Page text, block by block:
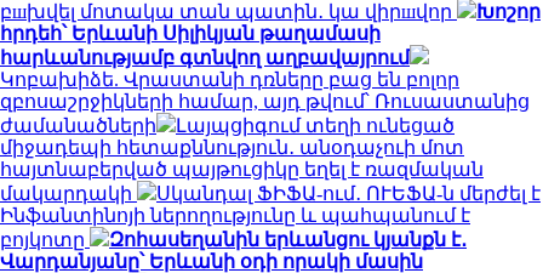
բшխվել մոտակա տան պատին․ կա վիրшվոր
Խոշոր
հրդեհ՝ Երևանի Սիլիկյան թաղամասի
հարևանությամբ գտնվող աղբավայրում
Կոբախիձե. Վրաստանի դռները բաց են բոլոր
զբոսաշրջիկների համար, այդ թվում՝ Ռուսաստանից
ժամանածների
Լայպցիգում տեղի ունեցած
միջադեպի հետաքննություն․ անօդաչուի մոտ
հայտնաբերված պայթուցիկը եղել է ռազմական
մակարդակի
Սկանդալ ՖԻՖԱ-ում․ ՈՒԵՖԱ-ն մերժել է
Ինֆանտինոյի ներողությունը և պահպանում է
բոյկոտը
Զոհասեղանին երևանցու կյանքն է․
Վարդանյանը՝ Երևանի օդի որակի մասին